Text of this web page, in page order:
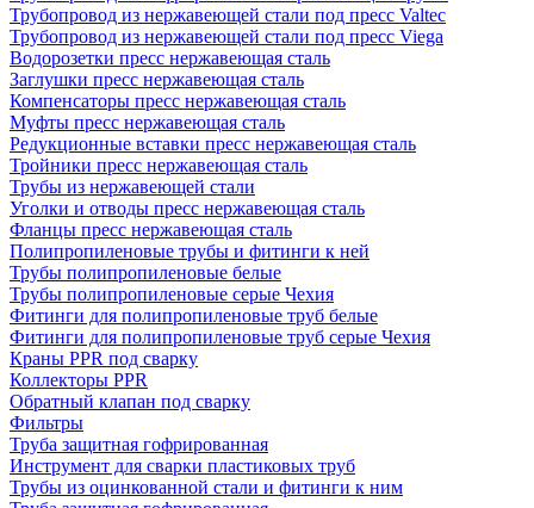
Трубопровод из нержавеющей стали под пресс Valtec
Трубопровод из нержавеющей стали под пресс Viega
Водорозетки пресс нержавеющая сталь
Заглушки пресс нержавеющая сталь
Компенсаторы пресс нержавеющая сталь
Муфты пресс нержавеющая сталь
Редукционные вставки пресс нержавеющая сталь
Тройники пресс нержавеющая сталь
Трубы из нержавеющей стали
Уголки и отводы пресс нержавеющая сталь
Фланцы пресс нержавеющая сталь
Полипропиленовые трубы и фитинги к ней
Трубы полипропиленовые белые
Трубы полипропиленовые серые Чехия
Фитинги для полипропиленовые труб белые
Фитинги для полипропиленовые труб серые Чехия
Краны PPR под сварку
Коллекторы PPR
Обратный клапан под сварку
Фильтры
Труба защитная гофрированная
Инструмент для сварки пластиковых труб
Трубы из оцинкованной стали и фитинги к ним